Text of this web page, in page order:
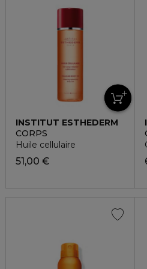
INSTITUT ESTHEDERM
CORPS
Huile cellulaire
51,00 €